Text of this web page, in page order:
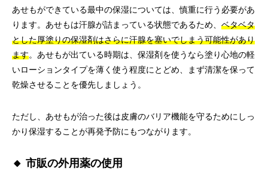
あせもができている最中の保湿については、慎重に行う必要があ
ります。あせもは汗腺が詰まっている状態であるため、 ベタベタ
とした厚塗りの保湿剤はさらに汗腺を塞いでしまう可能性があり
ます。あせもが出ている時期は、保湿剤を使うなら塗り心地の軽
いローションタイプを薄く使う程度にとどめ、まず清潔を保って
乾燥させることを優先しましょう。
ただし、あせもが治った後は皮膚のバリア機能を守るためにしっ
かり保湿することが再発予防にもつながります。
🔸 市販の外用薬の使用